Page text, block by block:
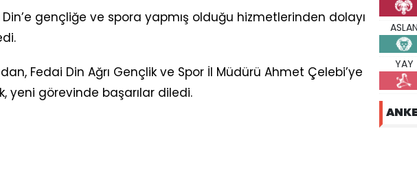
gençliğe ve spora yapmış olduğu hizmetlerinden dolayı
Fedai Din Ağrı Gençlik ve Spor İl Müdürü Ahmet Çelebi’ye
yeni görevinde başarılar diledi.
ASLAN
YAY